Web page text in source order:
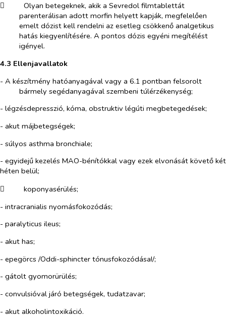
​
Olyan betegeknek, akik a Sevredol filmtablettát
parenterálisan adott morfin helyett kapják, megfelelően
emelt dózist kell rendelni az esetleg csökkenő analgetikus
hatás kiegyenlítésére. A pontos dózis egyéni megítélést
igényel.
4.3 Ellenjavallatok
- A készítmény hatóanyagával vagy a 6.1 pontban felsorolt
bármely segédanyagával szembeni túlérzékenység;
- légzésdepresszió, kóma, obstruktiv légúti megbetegedések;
- akut májbetegségek;
- súlyos asthma bronchiale;
- egyidejű kezelés MAO-bénítókkal vagy ezek elvonását követő két
héten belül;
​
koponyasérülés;
- intracranialis nyomásfokozódás;
- paralyticus ileus;
- akut has;
- epegörcs /Oddi-sphincter tónusfokozódása!/;
- gátolt gyomorürülés;
- convulsióval járó betegségek, tudatzavar;
- akut alkoholintoxikáció.